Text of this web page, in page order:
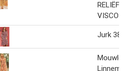
RELIËF
VISCOSE
Jurk 38-
Linnemix